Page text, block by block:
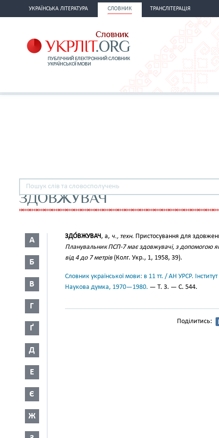
УКРАЇНСЬКА ЛІТЕРАТУРА СЛОВНИК ТРАНСЛІТЕРАЦІЯ
ЗДОВЖУВАЧ
А
Б
В
Г
Ґ
Д
Е
Є
Ж
ЗДО́ВЖУВАЧ, а, ч., техн. Пристосування для
Планувальник ПСП-7 має здовжувачі, з допомогою
від 4 до 7 метрів (Колг. Укр., 1, 1958, 39).
Словник української мови: в 11 тт. / АН УРСР.
Наукова думка, 1970—1980. — Т. 3. — С. 544.
Поділитись: